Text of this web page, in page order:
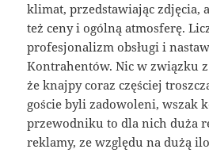
klimat, przedstawiając zdjęcia,
też ceny i ogólną atmosferę.
profesjonalizm obsługi i
Kontrahentów. Nic w związku
że knajpy coraz częściej
goście byli zadowoleni, wszak
przewodniku to dla nich duża
reklamy, ze względu na dużą